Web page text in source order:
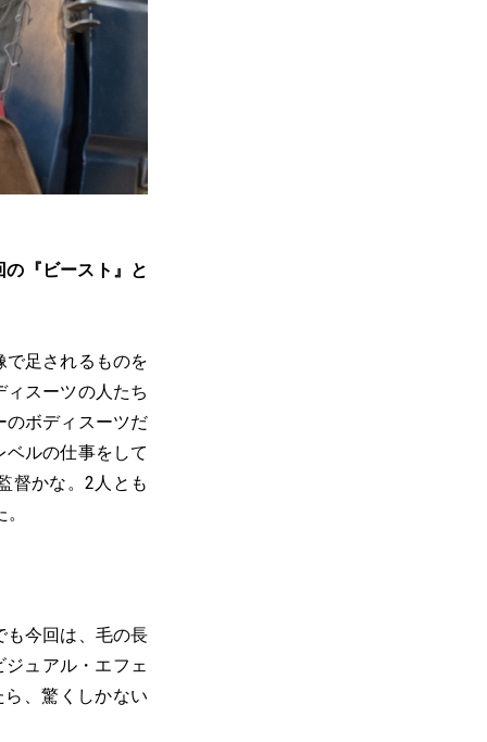
『ビースト』と
で足されるものを
ィスーツの人たち
のボディスーツだ
ベルの仕事をして
督かな。2人とも
も今回は、毛の長
ュアル・エフェ
、驚くしかない